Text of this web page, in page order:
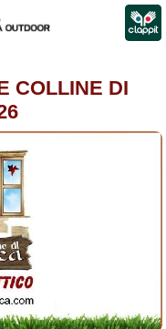
COLLINE DI